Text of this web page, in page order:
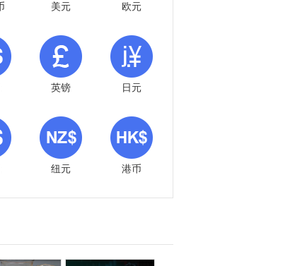
美元 欧元
英镑 日元
纽元 港币